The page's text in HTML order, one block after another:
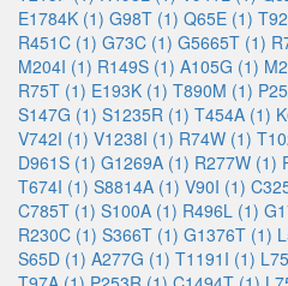
E1784K (1) G98T (1) Q65E (1)
R451C (1) G73C (1) G5665T (1)
M204I (1) R149S (1) A105G (1)
R75T (1) E193K (1) T890M (1)
S147G (1) S1235R (1) T454A (1)
V742I (1) V1238I (1) R74W (1)
D961S (1) G1269A (1) R277W (1)
T674I (1) S8814A (1) V90I (1)
C785T (1) S100A (1) R496L (1)
R230C (1) S366T (1) G1376T (1)
S65D (1) A277G (1) T1191I (1)